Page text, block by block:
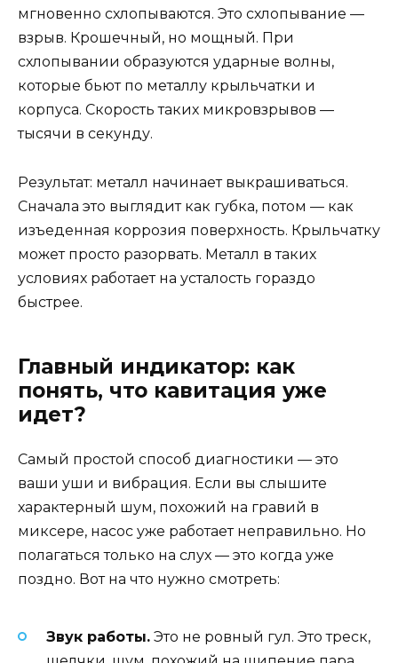
мгновенно схлопываются. Это схлопывание —
взрыв. Крошечный, но мощный. При
схлопывании образуются ударные волны,
которые бьют по металлу крыльчатки и
корпуса. Скорость таких микровзрывов —
тысячи в секунду.
Результат: металл начинает выкрашиваться.
Сначала это выглядит как губка, потом — как
изъеденная коррозия поверхность. Крыльчатку
может просто разорвать. Металл в таких
условиях работает на усталость гораздо
быстрее.
Главный индикатор: как
понять, что кавитация уже
идет?
Самый простой способ диагностики — это
ваши уши и вибрация. Если вы слышите
характерный шум, похожий на гравий в
миксере, насос уже работает неправильно. Но
полагаться только на слух — это когда уже
поздно. Вот на что нужно смотреть:
Звук работы. Это не ровный гул. Это треск,